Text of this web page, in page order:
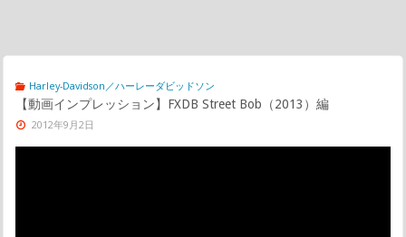
Harley-Davidson／ハーレーダビッドソン
【動画インプレッション】FXDB Street Bob（2013）編
2012年9月2日